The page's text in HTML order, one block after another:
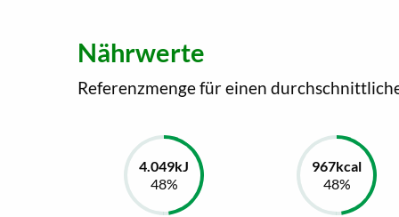
Nährwerte
Referenzmenge für einen